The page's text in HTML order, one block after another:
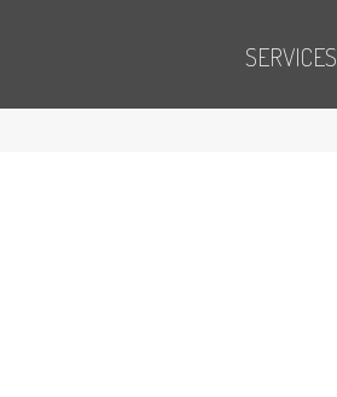
SERVICES